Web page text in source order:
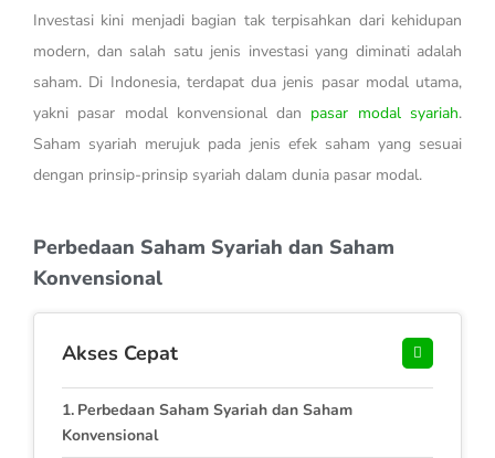
Investasi kini menjadi bagian tak terpisahkan dari kehidupan
modern, dan salah satu jenis investasi yang diminati adalah
saham. Di Indonesia, terdapat dua jenis pasar modal utama,
yakni pasar modal konvensional dan pasar modal syariah.
Saham syariah merujuk pada jenis efek saham yang sesuai
dengan prinsip-prinsip syariah dalam dunia pasar modal.
Perbedaan Saham Syariah dan Saham
Konvensional
Akses Cepat
Perbedaan Saham Syariah dan Saham
Konvensional